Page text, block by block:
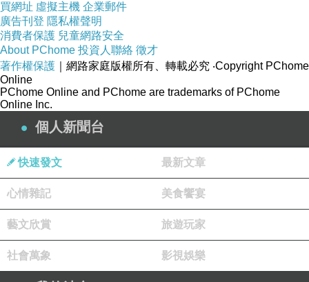
疑 #優選 #佳作 #標點 #允許 #奇怪 #問題 #重新 #
開機
上一篇： ◎于立恩_002
下一篇：◎于立恩_004
買網址 虛擬主機 企業郵件
廣告刊登 隱私權聲明
消費者保護 兒童網路安全
About PChome 投資人聯絡 徵才
著作權保護 ｜網路家庭版權所有、轉載必究 ‧Copyright PChome
Online
PChome Online and PChome are trademarks of PChome
Online Inc.
個人新聞台
快速發文 最新文章
心情雜記 美食饗宴
藝文欣賞 旅遊玩家
社會萬象 影視娛樂